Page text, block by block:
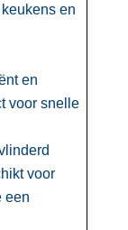
en
en
voor snelle
voor
een